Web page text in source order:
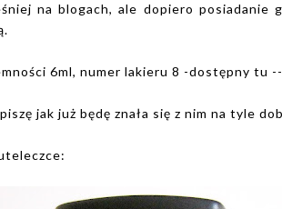
na blogach, ale dopiero posiadanie
6ml, numer lakieru 8 -dostępny tu
jak już będę znała się z nim na tyle